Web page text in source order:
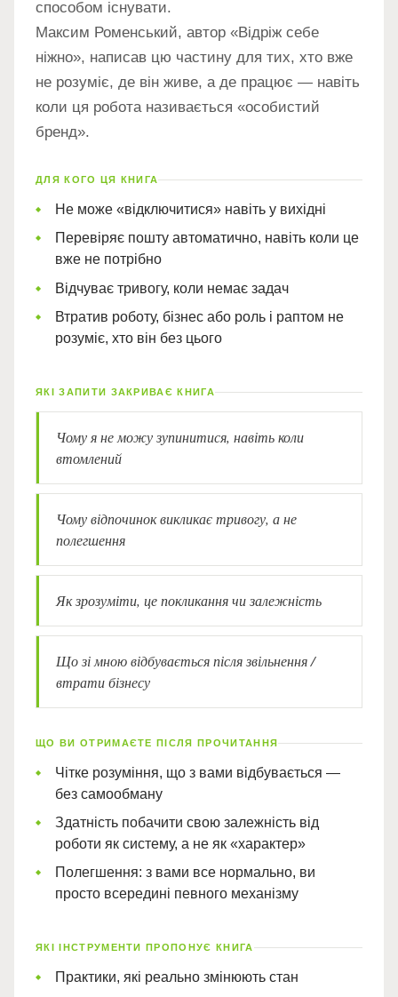
способом існувати.
Максим Роменський, автор «Відріж себе
ніжно», написав цю частину для тих, хто вже
не розуміє, де він живе, а де працює — навіть
коли ця робота називається «особистий
бренд».
ДЛЯ КОГО ЦЯ КНИГА
Не може «відключитися» навіть у вихідні
Перевіряє пошту автоматично, навіть коли це
вже не потрібно
Відчуває тривогу, коли немає задач
Втратив роботу, бізнес або роль і раптом не
розуміє, хто він без цього
ЯКІ ЗАПИТИ ЗАКРИВАЄ КНИГА
Чому я не можу зупинитися, навіть коли
втомлений
Чому відпочинок викликає тривогу, а не
полегшення
Як зрозуміти, це покликання чи залежність
Що зі мною відбувається після звільнення /
втрати бізнесу
ЩО ВИ ОТРИМАЄТЕ ПІСЛЯ ПРОЧИТАННЯ
Чітке розуміння, що з вами відбувається —
без самообману
Здатність побачити свою залежність від
роботи як систему, а не як «характер»
Полегшення: з вами все нормально, ви
просто всередині певного механізму
ЯКІ ІНСТРУМЕНТИ ПРОПОНУЄ КНИГА
Практики, які реально змінюють стан